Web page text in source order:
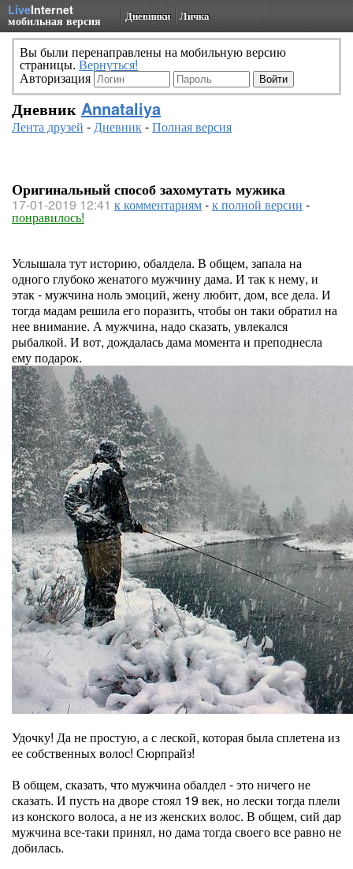
LiveInternet
мобильная версия Дневники Личка
Вы были перенаправлены на мобильную версию
страницы. Вернуться!
Авторизация
Дневник Annataliya
Лента друзей -Дневник-Полная версия
Оригинальный способ захомутать мужика
17-01-2019 12:41 к комментариям-к полной версии -
понравилось!
Услышала тут историю, обалдела. В общем, запала на
одного глубоко женатого мужчину дама. И так к нему, и
этак - мужчина ноль эмоций, жену любит, дом, все дела. И
тогда мадам решила его поразить, чтобы он таки обратил на
нее внимание. А мужчина, надо сказать, увлекался
рыбалкой. И вот, дождалась дама момента и преподнесла
ему подарок.
Удочку! Да не простую, а с леской, которая была сплетена из
ее собственных волос! Сюрпрайз!
В общем, сказать, что мужчина обалдел - это ничего не
сказать. И пусть на дворе стоял 19 век, но лески тогда плели
из конского волоса, а не из женских волос. В общем, сий дар
мужчина все-таки принял, но дама тогда своего все равно не
добилась.